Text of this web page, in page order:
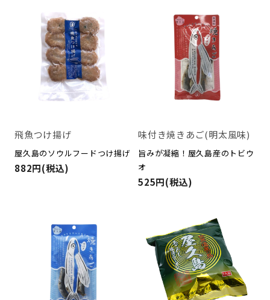
飛魚つけ揚げ
屋久島のソウルフードつけ揚げ
882円(税込)
味付き焼きあご(明太風味)
旨みが凝縮！屋久島産のトビウ
オ
525円(税込)